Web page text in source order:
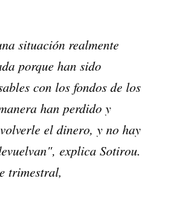
situación realmente
porque han sido
con los fondos de los
han perdido y
el dinero, y no hay
explica Sotirou.
trimestral,